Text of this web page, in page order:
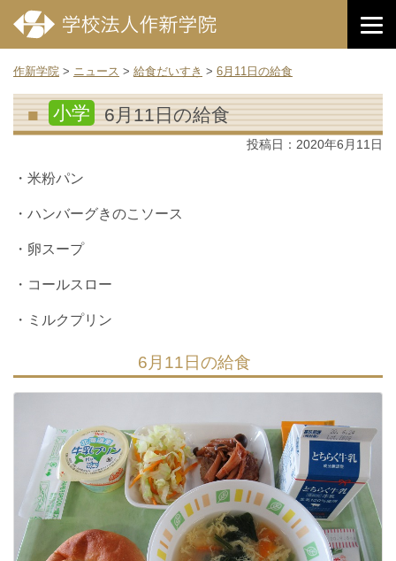
作新学院 > ニュース > 給食だいすき > 6月11日の給食
小学 6月11日の給食
投稿日： 2020年6月11日
・米粉パン
・ハンバーグきのこソース
・卵スープ
・コールスロー
・ミルクプリン
6月11日の給食